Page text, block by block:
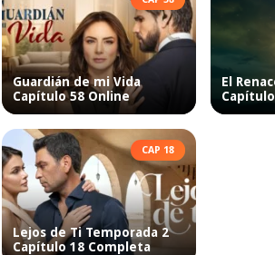
Guardián de mi Vida
Capítulo 58 Online
El
CAP 18
Lejos de Ti Temporada 2
Capítulo 18 Completa